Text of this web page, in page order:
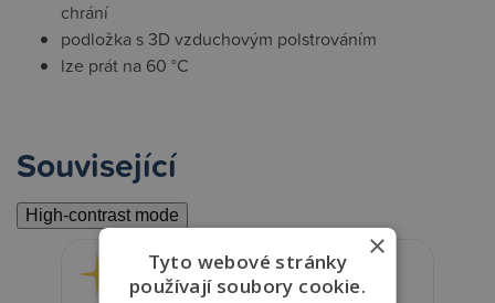
chrání
podložka s 3D vzduchovým polstrováním
lze prát na 60 °C
Související
High-contrast mode
×
Tyto webové stránky
používají soubory cookie.